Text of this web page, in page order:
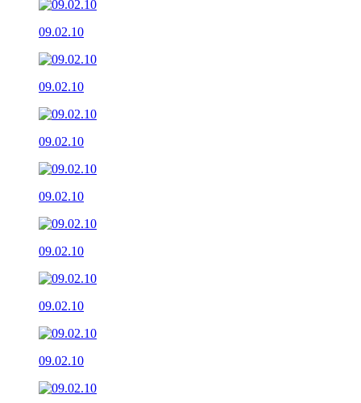
09.02.10
09.02.10
09.02.10
09.02.10
09.02.10
09.02.10
09.02.10